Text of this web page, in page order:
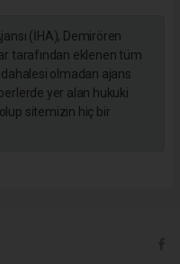
(İHA), Demirören
tarafından eklenen tüm
olmadan ajans
yer alan hukuki
sitemizin hiç bir